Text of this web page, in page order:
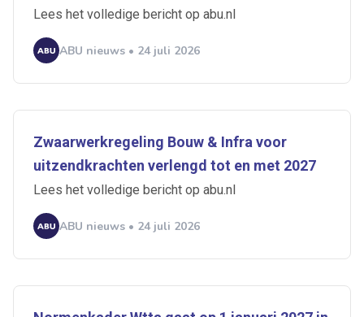
Lees het volledige bericht op abu.nl
ABU nieuws • 24 juli 2026
Zwaarwerkregeling Bouw & Infra voor
uitzendkrachten verlengd tot en met 2027
Lees het volledige bericht op abu.nl
ABU nieuws • 24 juli 2026